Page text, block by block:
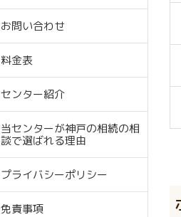
お問い合わせ
料金表
センター紹介
当センターが神戸の相続の相
談で選ばれる理由
プライバシーポリシー
免責事項